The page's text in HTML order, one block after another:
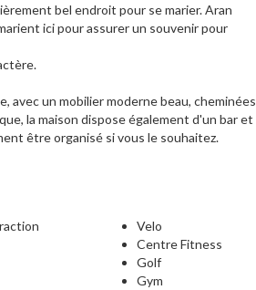
bel endroit pour se marier. Aran
ici pour assurer un souvenir pour
avec un mobilier moderne beau, cheminées
la maison dispose également d'un bar et
être organisé si vous le souhaitez.
Velo
Centre Fitness
Golf
Gym